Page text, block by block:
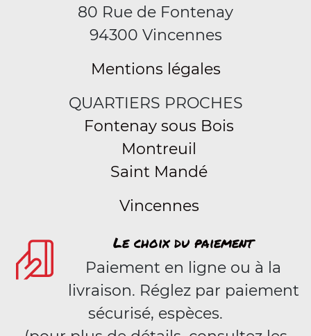
80 Rue de Fontenay
94300 Vincennes
Mentions légales
QUARTIERS PROCHES
Fontenay sous Bois
Montreuil
Saint Mandé
Vincennes
Le choix du paiement
Paiement en ligne ou à la
livraison. Réglez par paiement
sécurisé, espèces.